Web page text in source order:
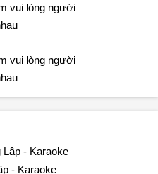
vui lòng người
vui lòng người
- Karaoke